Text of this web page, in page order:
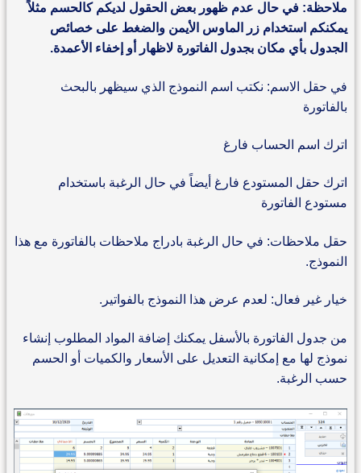
ملاحظة: في حال عدم ظهور بعض الحقول لديكم كالحسم مثلاً
يمكنكم استخدام زر الماوس الأيمن والضغط على خصائص
الجدول بأي مكان بجدول الفاتورة لاظهار أو إخفاء الأعمدة.
في حقل الاسم: نكتب اسم النموذج الذي سيظهر بالبحث
بالفاتورة
اترك اسم الحساب فارغ
اترك حقل المستودع فارغ أيضاً في حال الرغبة باستخدام
مستودع الفاتورة
حقل ملاحظات: في حال الرغبة بادراج ملاحظات بالفاتورة مع هذا
النموذج.
خيار غير فعال: لعدم عرض هذا النموذج بالفواتير.
من جدول الفاتورة بالأسفل يمكنك إضافة المواد المطلوب إنشاء
نموذج لها مع إمكانية التعديل على الأسعار والكميات أو الحسم
حسب الرغبة.